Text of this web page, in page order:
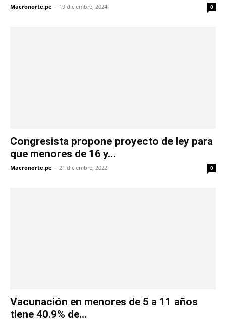
Macronorte.pe - 19 diciembre, 2024 0
Congresista propone proyecto de ley para
que menores de 16 y...
Macronorte.pe - 21 diciembre, 2022 0
Vacunación en menores de 5 a 11 años
tiene 40.9% de...